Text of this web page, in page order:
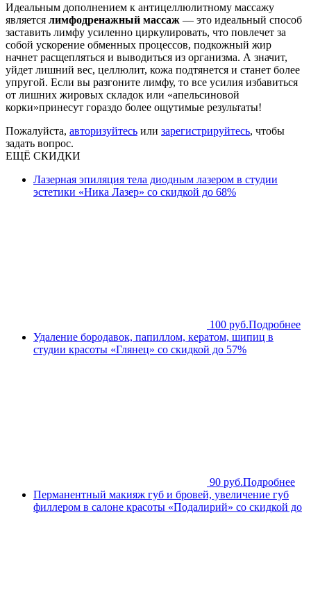
Идеальным дополнением к антицеллюлитному массажу
является лимфодренажный массаж — это идеальный способ
заставить лимфу усиленно циркулировать, что повлечет за
собой ускорение обменных процессов, подкожный жир
начнет расщепляться и выводиться из организма. А значит,
уйдет лишний вес, целлюлит, кожа подтянется и станет более
упругой. Если вы разгоните лимфу, то все усилия избавиться
от лишних жировых складок или «апельсиновой
корки»принесут гораздо более ощутимые результаты!
Пожалуйста, авторизуйтесь или зарегистрируйтесь, чтобы
задать вопрос.
ЕЩЁ СКИДКИ
Лазерная эпиляция тела диодным лазером в студии
эстетики «Ника Лазер» со скидкой до 68%
100 руб.Подробнее
Удаление бородавок, папиллом, кератом, шипиц в
студии красоты «Глянец» со скидкой до 57%
90 руб.Подробнее
Перманентный макияж губ и бровей, увеличение губ
филлером в салоне красоты «Подалирий» со скидкой до